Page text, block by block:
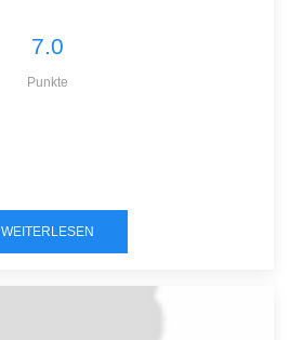
7.0
Punkte
WEITERLESEN